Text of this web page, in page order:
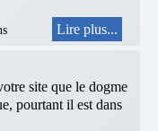
Lire plus...
site que le dogme
pourtant il est dans